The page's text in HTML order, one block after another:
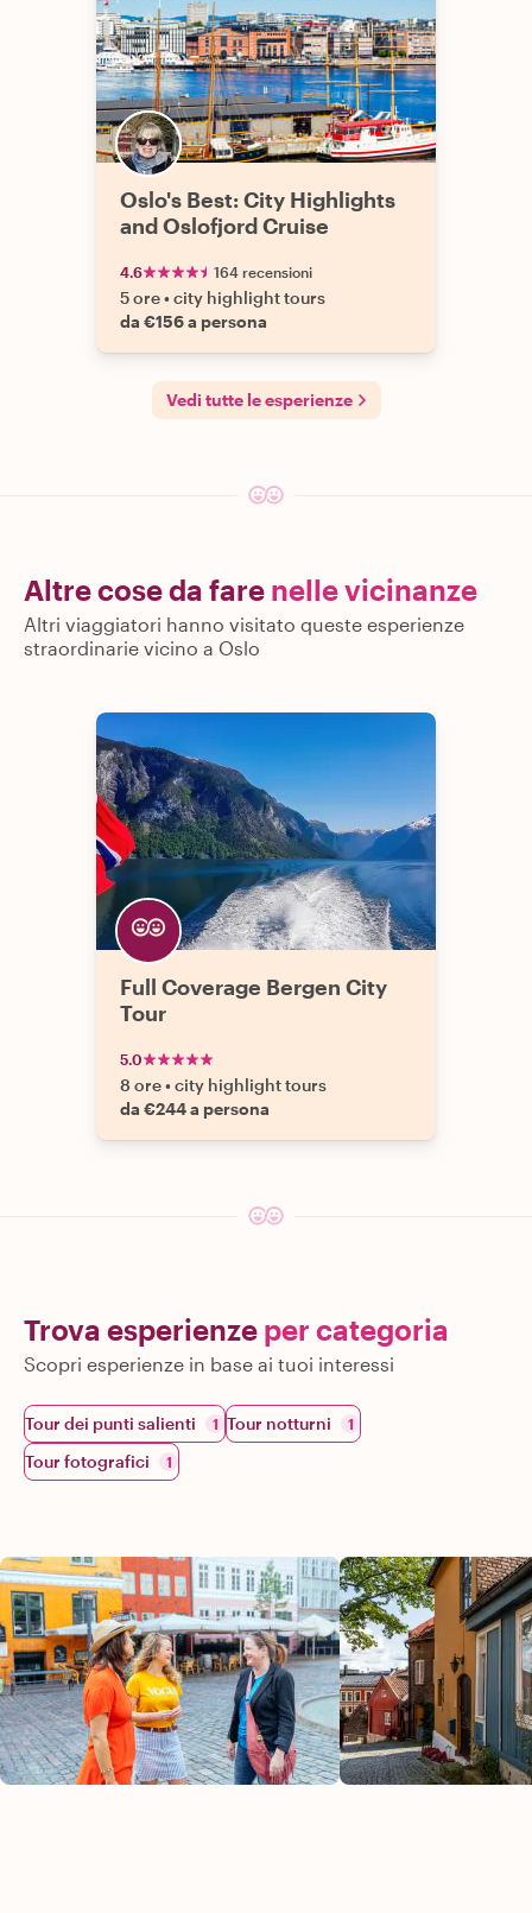
Oslo's Best: City Highlights
and Oslofjord Cruise
4.6 164 recensioni
5 ore•city highlight tours
da €156 a persona
Vedi tutte le esperienze
Altre cose da fare nelle vicinanze
Altri viaggiatori hanno visitato queste esperienze
straordinarie vicino a Oslo
Full Coverage Bergen City
Tour
5.0
8 ore•city highlight tours
da €244 a persona
Trova esperienze per categoria
Scopri esperienze in base ai tuoi interessi
Tour dei punti salienti 1 Tour notturni 1
Tour fotografici 1